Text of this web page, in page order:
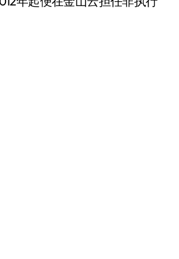
光伏发电